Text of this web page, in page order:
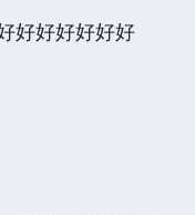
好好好好好好